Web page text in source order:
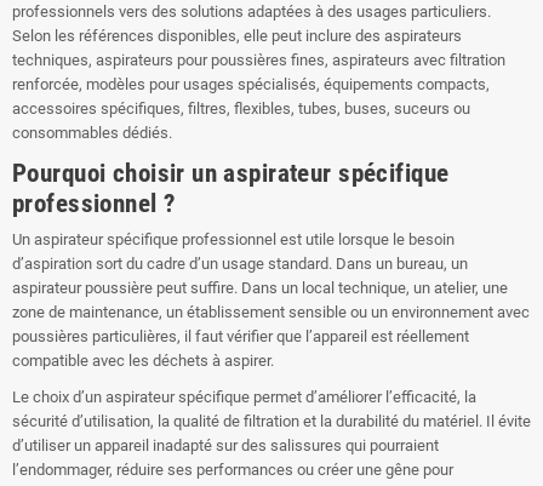
professionnels vers des solutions adaptées à des usages particuliers.
Selon les références disponibles, elle peut inclure des aspirateurs
techniques, aspirateurs pour poussières fines, aspirateurs avec filtration
renforcée, modèles pour usages spécialisés, équipements compacts,
accessoires spécifiques, filtres, flexibles, tubes, buses, suceurs ou
consommables dédiés.
Pourquoi choisir un aspirateur spécifique
professionnel ?
Un aspirateur spécifique professionnel est utile lorsque le besoin
d’aspiration sort du cadre d’un usage standard. Dans un bureau, un
aspirateur poussière peut suffire. Dans un local technique, un atelier, une
zone de maintenance, un établissement sensible ou un environnement avec
poussières particulières, il faut vérifier que l’appareil est réellement
compatible avec les déchets à aspirer.
Le choix d’un aspirateur spécifique permet d’améliorer l’efficacité, la
sécurité d’utilisation, la qualité de filtration et la durabilité du matériel. Il évite
d’utiliser un appareil inadapté sur des salissures qui pourraient
l’endommager, réduire ses performances ou créer une gêne pour